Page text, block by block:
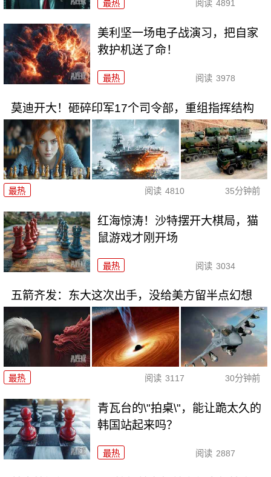
最热 阅读 4891
美利坚一场电子战演习，把自家
救护机送了命！
最热 阅读 3978
莫迪开大！砸碎印军17个司令部，重组指挥结构
最热 阅读 4810 35分钟前
红海惊涛！沙特摆开大棋局，猫
鼠游戏才刚开场
最热 阅读 3034
五箭齐发：东大这次出手，没给美方留半点幻想
最热 阅读 3117 30分钟前
青瓦台的\"拍桌\"，能让跪太久的
韩国站起来吗？
最热 阅读 2887